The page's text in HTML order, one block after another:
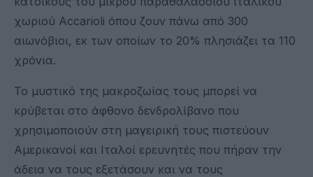
χωριού Accarioli όπου ζουν πάνω από 300
αιωνόβιοι, εκ των οποίων το 20% πλησιάζει τα 110
χρόνια.
Το μυστικό της μακροζωίας τους μπορεί να
κρύβεται στο άφθονο δενδρολίβανο που
χρησιμοποιούν στη μαγειρική τους πιστεύουν
Aμερικανοί και Iταλοί ερευνητές που πήραν την
άδεια να τους εξετάσουν και να τους